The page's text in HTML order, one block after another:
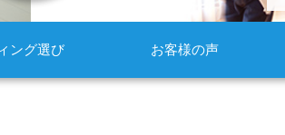
ング選び お客様の声